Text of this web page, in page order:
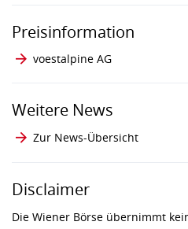
Preisinformation
voestalpine AG
Weitere News
Zur News-Übersicht
Disclaimer
Die Wiener Börse übernimmt